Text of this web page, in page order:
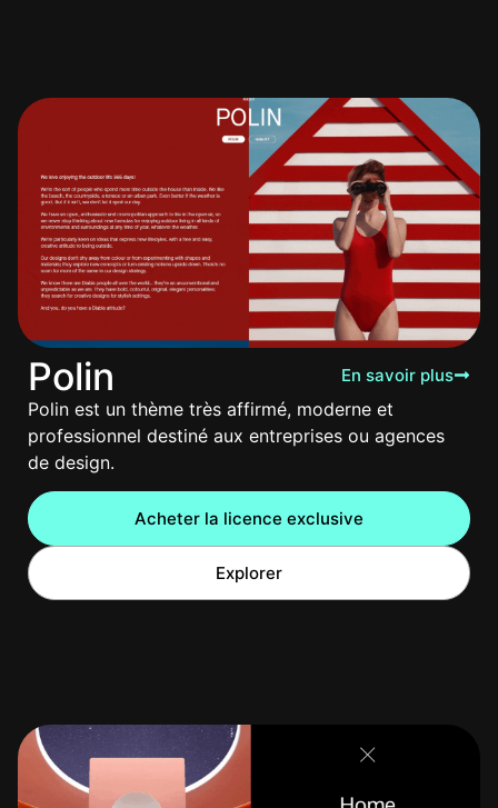
Polin En savoir plus
Polin est un thème très affirmé, moderne et
professionnel destiné aux entreprises ou agences
de design.
Acheter la licence exclusive
Explorer